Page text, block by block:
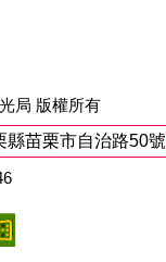
局 版權所有
縣苗栗市自治路50號